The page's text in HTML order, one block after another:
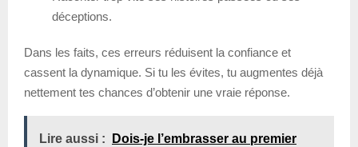
déceptions.
Dans les faits, ces erreurs réduisent la confiance et
cassent la dynamique. Si tu les évites, tu augmentes déjà
nettement tes chances d’obtenir une vraie réponse.
Lire aussi :
Dois-je l’embrasser au premier